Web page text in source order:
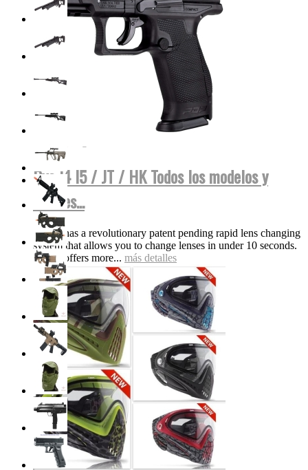
Dye I4 I5 / JT / HK Todos los modelos y
colores...
The i5 has a revolutionary patent pending rapid lens changing
system that allows you to change lenses in under 10 seconds.
The i5 offers more... más detalles